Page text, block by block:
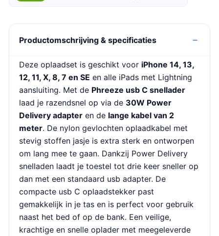
Productomschrijving & specificaties
Deze oplaadset is geschikt voor iPhone 14, 13,
12, 11, X, 8, 7 en SE en alle iPads met Lightning
aansluiting. Met de Phreeze usb C snellader
laad je razendsnel op via de 30W Power
Delivery adapter en de lange kabel van 2
meter. De nylon gevlochten oplaadkabel met
stevig stoffen jasje is extra sterk en ontworpen
om lang mee te gaan. Dankzij Power Delivery
snelladen laadt je toestel tot drie keer sneller op
dan met een standaard usb adapter. De
compacte usb C oplaadstekker past
gemakkelijk in je tas en is perfect voor gebruik
naast het bed of op de bank. Een veilige,
krachtige en snelle oplader met meegeleverde